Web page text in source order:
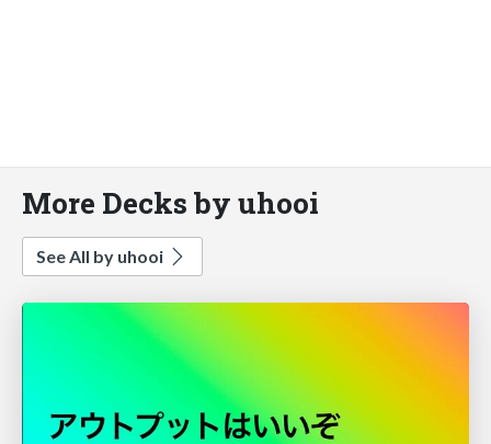
More Decks by uhooi
See All by uhooi